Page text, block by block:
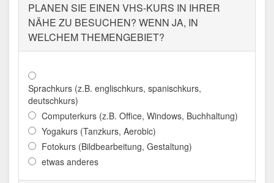
PLANEN SIE EINEN VHS-KURS IN IHRER
NÄHE ZU BESUCHEN? WENN JA, IN
WELCHEM THEMENGEBIET?
Sprachkurs (z.B. englischkurs, spanischkurs,
deutschkurs)
Computerkurs (z.B. Office, Windows, Buchhaltung)
Yogakurs (Tanzkurs, Aerobic)
Fotokurs (Bildbearbeitung, Gestaltung)
etwas anderes